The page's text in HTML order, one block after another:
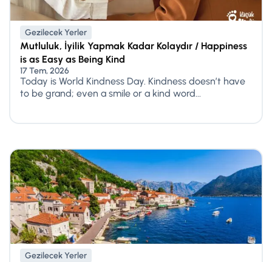
Gezilecek Yerler
Mutluluk, İyilik Yapmak Kadar Kolaydır / Happiness
is as Easy as Being Kind
17 Tem, 2026
Today is World Kindness Day. Kindness doesn’t have
to be grand; even a smile or a kind word...
Gezilecek Yerler